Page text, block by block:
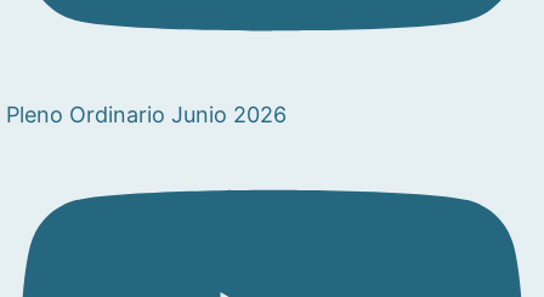
Pleno Ordinario Junio 2026